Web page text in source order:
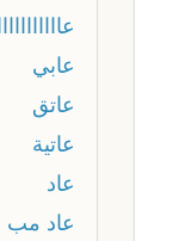
عااااااااااا
عابي
عاتق
عاتية
عاد
عاد مب